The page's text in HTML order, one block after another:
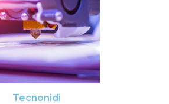
Tecnonidi